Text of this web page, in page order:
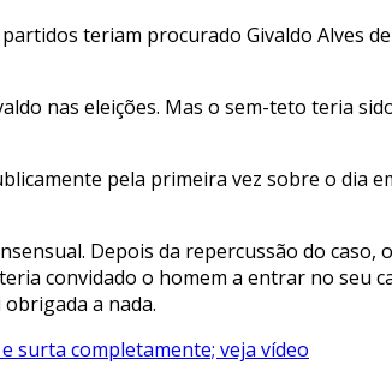
teriam procurado Givaldo Alves
nas eleições. Mas o sem-teto teria
pela primeira vez sobre o dia
Depois da repercussão do caso,
convidado o homem a entrar no seu
a nada.
surta completamente; veja vídeo